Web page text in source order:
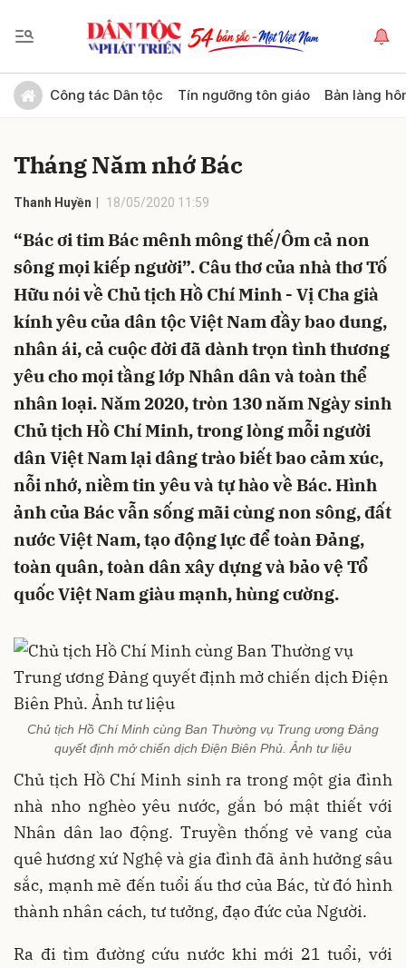
Công tác Dân tộc Tín ngưỡng tôn giáo Bản làng
Tháng Năm nhớ Bác
Thanh Huyền 18/05/2020 11:59
“Bác ơi tim Bác mênh mông thế/Ôm cả non
sông mọi kiếp người”. Câu thơ của nhà thơ Tố
Hữu nói về Chủ tịch Hồ Chí Minh - Vị Cha già
kính yêu của dân tộc Việt Nam đầy bao dung,
nhân ái, cả cuộc đời đã dành trọn tình thương
yêu cho mọi tầng lớp Nhân dân và toàn thể
nhân loại. Năm 2020, tròn 130 năm Ngày sinh
Chủ tịch Hồ Chí Minh, trong lòng mỗi người
dân Việt Nam lại dâng trào biết bao cảm xúc,
nỗi nhớ, niềm tin yêu và tự hào về Bác. Hình
ảnh của Bác vẫn sống mãi cùng non sông, đất
nước Việt Nam, tạo động lực để toàn Đảng,
toàn quân, toàn dân xây dựng và bảo vệ Tổ
quốc Việt Nam giàu mạnh, hùng cường.
Chủ tịch Hồ Chí Minh cùng Ban Thường vụ Trung ương Đảng
quyết định mở chiến dịch Điện Biên Phủ. Ảnh tư liệu
Chủ tịch Hồ Chí Minh sinh ra trong một gia đình
nhà nho nghèo yêu nước, gắn bó mật thiết với
Nhân dân lao động. Truyền thống vẻ vang của
quê hương xứ Nghệ và gia đình đã ảnh hưởng sâu
sắc, mạnh mẽ đến tuổi ấu thơ của Bác, từ đó hình
thành nhân cách, tư tưởng, đạo đức của Người.
Ra đi tìm đường cứu nước khi mới 21 tuổi, với
Gửi bình luận
Hủy Gửi